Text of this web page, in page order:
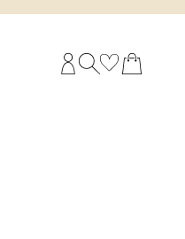
COMPTE CLIENT
RECHERCHEPANIER